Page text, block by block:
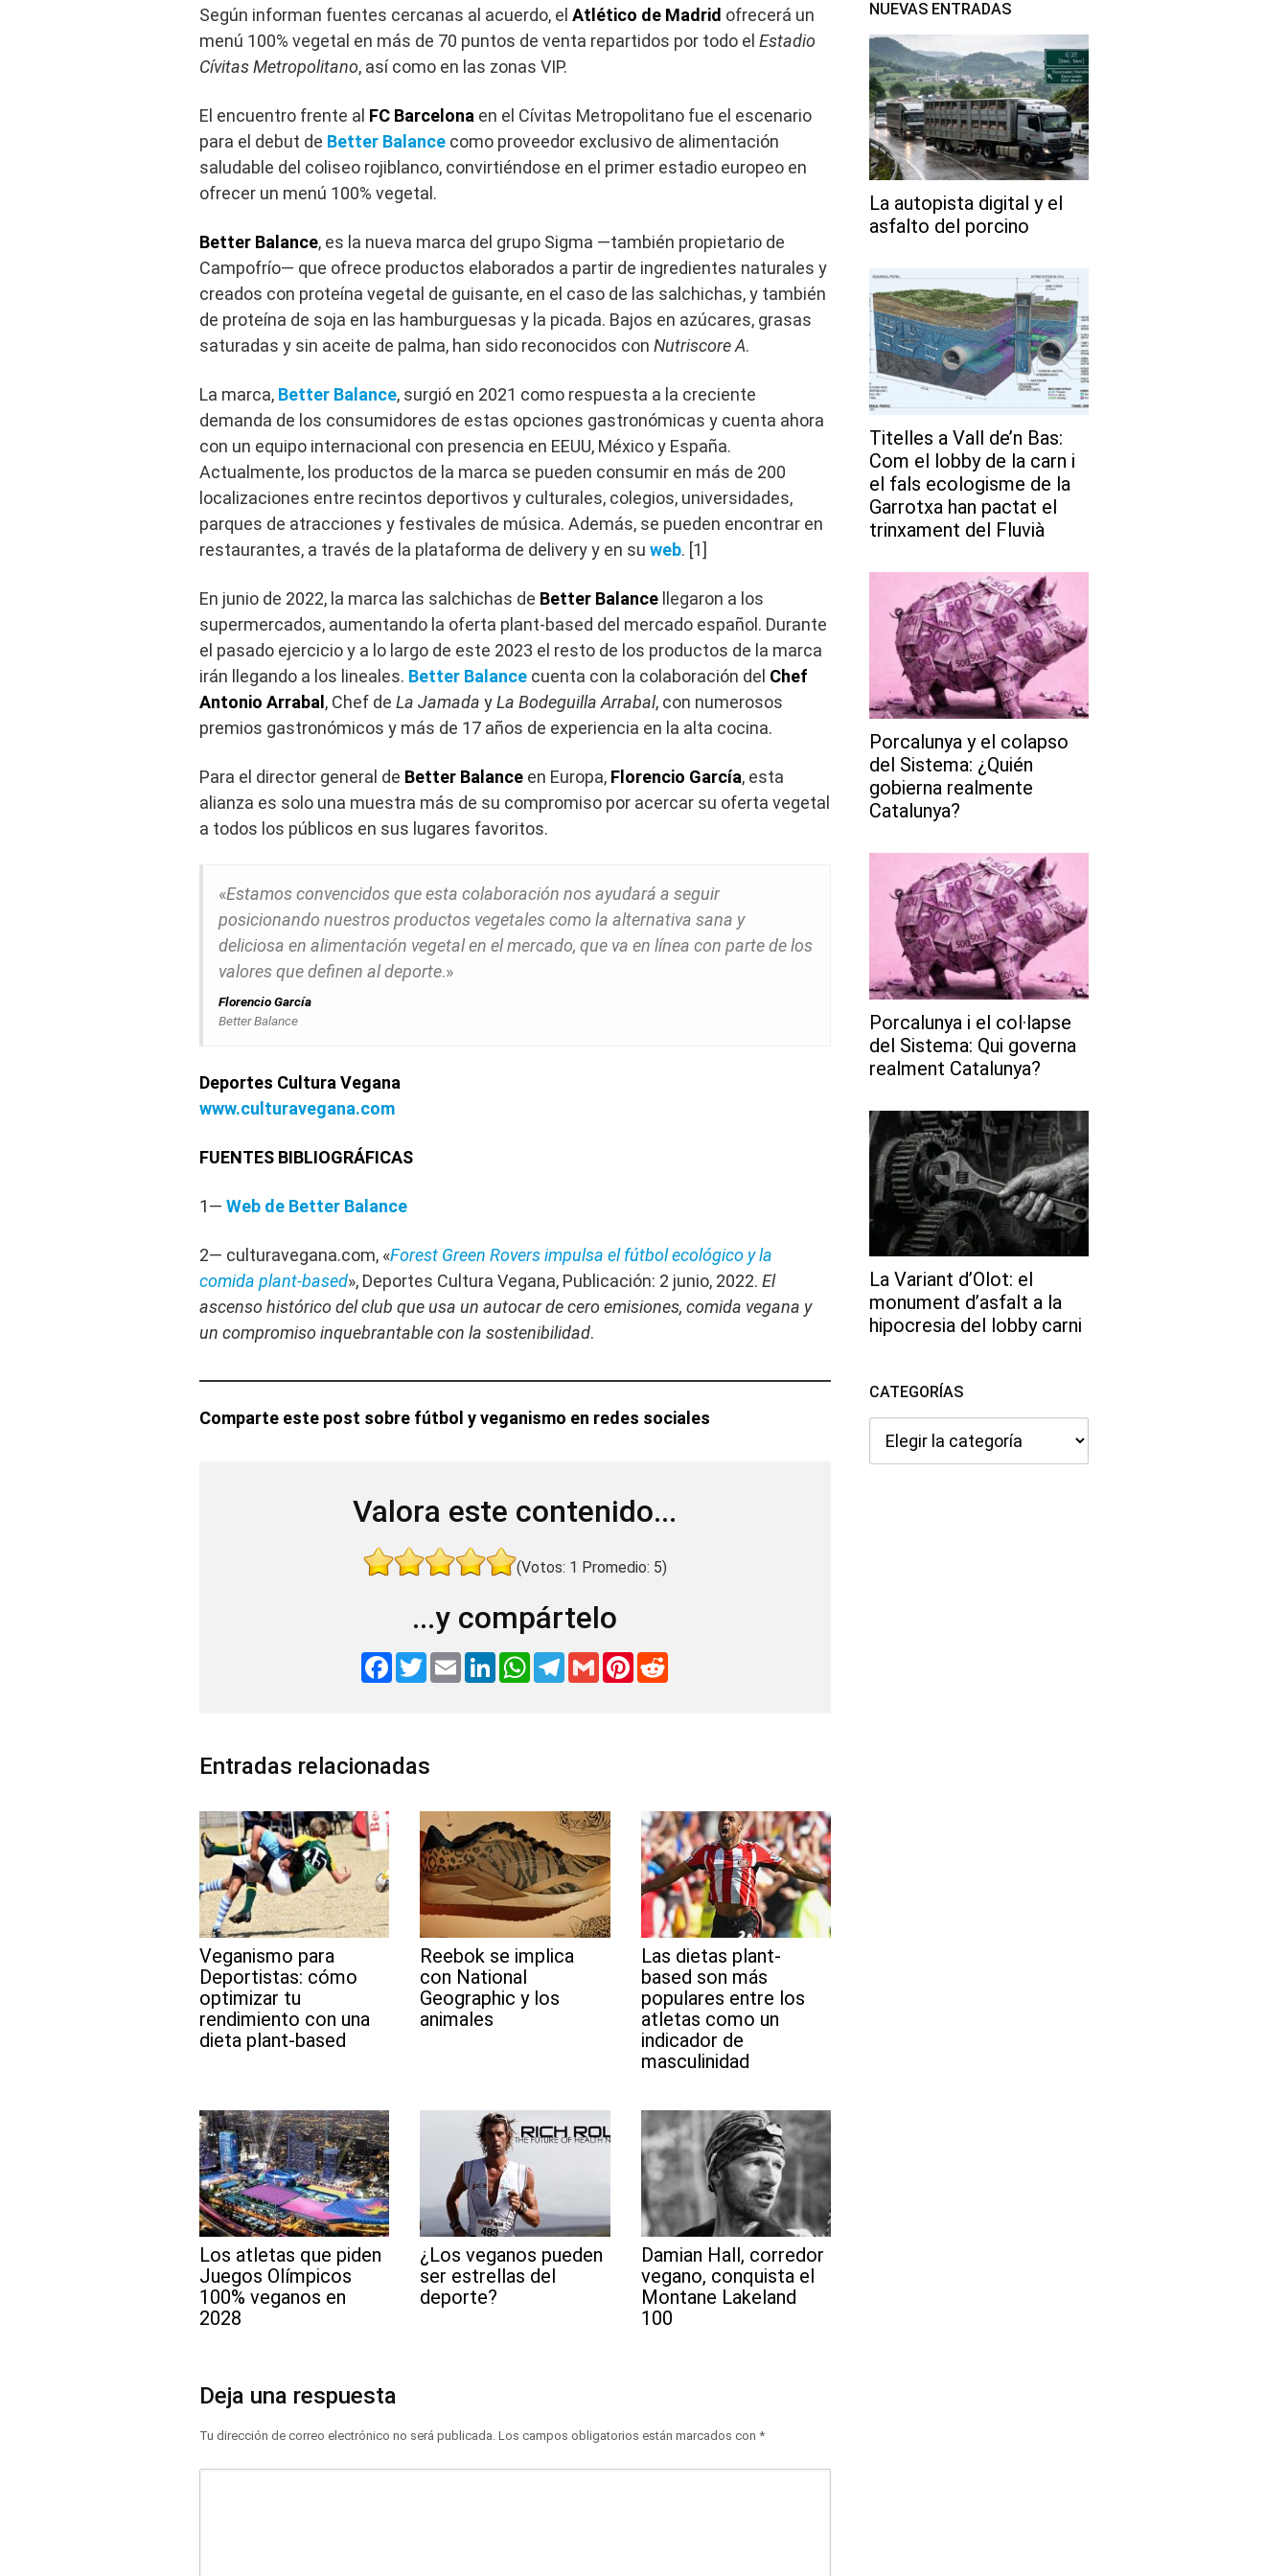
Según informan fuentes cercanas al acuerdo, el Atlético de Madrid ofrecerá un
menú 100% vegetal en más de 70 puntos de venta repartidos por todo el Estadio
Cívitas Metropolitano, así como en las zonas VIP.
El encuentro frente al FC Barcelona en el Cívitas Metropolitano fue el escenario
para el debut de Better Balance como proveedor exclusivo de alimentación
saludable del coliseo rojiblanco, convirtiéndose en el primer estadio europeo en
ofrecer un menú 100% vegetal.
Better Balance, es la nueva marca del grupo Sigma —también propietario de
Campofrío— que ofrece productos elaborados a partir de ingredientes naturales y
creados con proteína vegetal de guisante, en el caso de las salchichas, y también
de proteína de soja en las hamburguesas y la picada. Bajos en azúcares, grasas
saturadas y sin aceite de palma, han sido reconocidos con Nutriscore A.
La marca, Better Balance, surgió en 2021 como respuesta a la creciente
demanda de los consumidores de estas opciones gastronómicas y cuenta ahora
con un equipo internacional con presencia en EEUU, México y España.
Actualmente, los productos de la marca se pueden consumir en más de 200
localizaciones entre recintos deportivos y culturales, colegios, universidades,
parques de atracciones y festivales de música. Además, se pueden encontrar en
restaurantes, a través de la plataforma de delivery y en su web. [1]
En junio de 2022, la marca las salchichas de Better Balance llegaron a los
supermercados, aumentando la oferta plant-based del mercado español. Durante
el pasado ejercicio y a lo largo de este 2023 el resto de los productos de la marca
irán llegando a los lineales. Better Balance cuenta con la colaboración del Chef
Antonio Arrabal , Chef de La Jamada yLa Bodeguilla Arrabal, con numerosos
premios gastronómicos y más de 17 años de experiencia en la alta cocina.
Para el director general de Better Balance en Europa, Florencio García, esta
alianza es solo una muestra más de su compromiso por acercar su oferta vegetal
a todos los públicos en sus lugares favoritos.
«Estamos convencidos que esta colaboración nos ayudará a seguir
posicionando nuestros productos vegetales como la alternativa sana y
deliciosa en alimentación vegetal en el mercado, que va en línea con parte de los
valores que definen al deporte.»
Florencio García
Better Balance
Deportes Cultura Vegana
www.culturavegana.com
FUENTES BIBLIOGRÁFICAS
1— Web de Better Balance
2— culturavegana.com, «Forest Green Rovers impulsa el fútbol ecológico y la
comida plant-based», Deportes Cultura Vegana, Publicación: 2 junio, 2022. El
ascenso histórico del club que usa un autocar de cero emisiones, comida vegana y
un compromiso inquebrantable con la sostenibilidad.
Comparte este post sobre fútbol y veganismo en redes sociales
Valora este contenido...
(Votos: 1 Promedio: 5)
...y compártelo
F
a
k
T
w
E
m
L
W
T
e
G
m
P
Entradas relacionadas
Veganismo para
Deportistas: cómo
optimizar tu
rendimiento con una
dieta plant-based
Reebok se implica
con National
Geographic y los
animales
Las dietas plant-
based son más
populares entre los
atletas como un
indicador de
masculinidad
Los atletas que piden
Juegos Olímpicos
100% veganos en
2028
¿Los veganos pueden
ser estrellas del
deporte?
Damian Hall, corredor
vegano, conquista el
Montane Lakeland
100
Deja una respuesta
Tu dirección de correo electrónico no será publicada. Los campos obligatorios están marcados con *
NUEVAS ENTRADAS
La autopista digital y el
asfalto del porcino
Titelles a Vall de’n Bas:
Com el lobby de la carn i
el fals ecologisme de la
Garrotxa han pactat el
trinxament del Fluvià
Porcalunya y el colapso
del Sistema: ¿Quién
gobierna realmente
Catalunya?
Porcalunya i el col·lapse
del Sistema: Qui governa
realment Catalunya?
La Variant d’Olot: el
monument d’asfalt a la
hipocresia del lobby carni
CATEGORÍAS